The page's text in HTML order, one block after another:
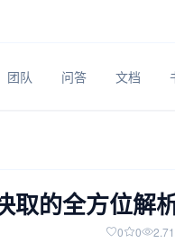
团队 问答 文档
取的全方位解
0 0